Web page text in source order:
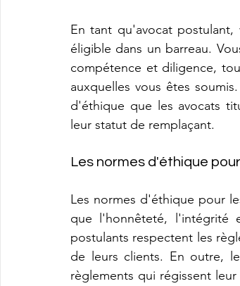
En tant qu'avocat
éligible dans un barreau.
compétence et diligence,
auxquelles vous êtes
d'éthique que les avocats
leur statut de remplaçant.
Les normes d'éthique
Les normes d'éthique pour
que l'honnêteté, l'intégrité
postulants respectent les
de leurs clients. En outre,
règlements qui régissent